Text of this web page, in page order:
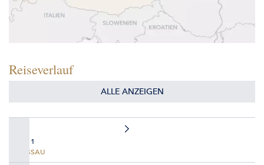
Reiseverlauf
ALLE ANZEIGEN
TAG 1
PASSAU